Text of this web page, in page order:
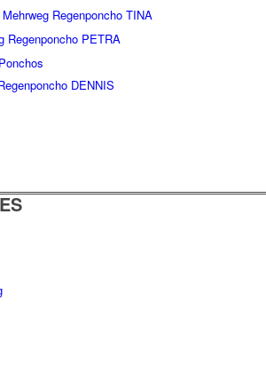
Regenponcho TINA
Regenponcho PETRA
DENNIS